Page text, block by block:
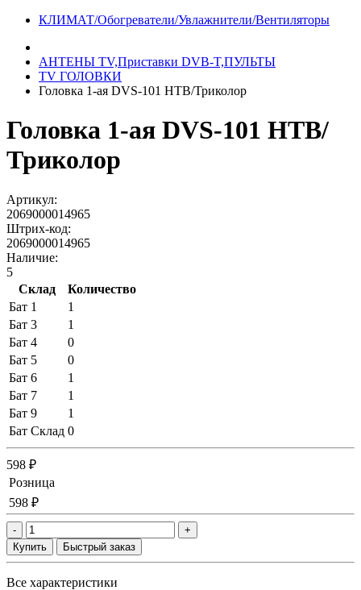
КЛИМАТ/Обогреватели/Увлажнители/Вентиляторы
АНТЕНЫ ТV,Приставки DVB-T,ПУЛЬТЫ
TV ГОЛОВКИ
Головка 1-ая DVS-101 НТВ/Триколор
Головка 1-ая DVS-101 НТВ/
Триколор
Артикул:
2069000014965
Штрих-код:
2069000014965
Наличие:
5
Склад
Количество
Бат 1
1
Бат 3
1
Бат 4
0
Бат 5
0
Бат 6
1
Бат 7
1
Бат 9
1
Бат Склад 0
598 ₽
Розница
598 ₽
-
+
Купить
Быстрый заказ
Все характеристики